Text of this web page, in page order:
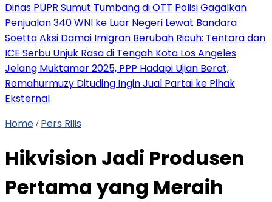
Dinas PUPR Sumut Tumbang di OTT Polisi Gagalkan
Penjualan 340 WNI ke Luar Negeri Lewat Bandara
SoettaAksi Damai Imigran Berubah Ricuh: Tentara dan
ICE Serbu Unjuk Rasa di Tengah Kota Los Angeles
Jelang Muktamar 2025, PPP Hadapi Ujian Berat,
Romahurmuzy Dituding Ingin Jual Partai ke Pihak
Eksternal
Home / Pers Rilis
Hikvision Jadi Produsen
Pertama yang Meraih